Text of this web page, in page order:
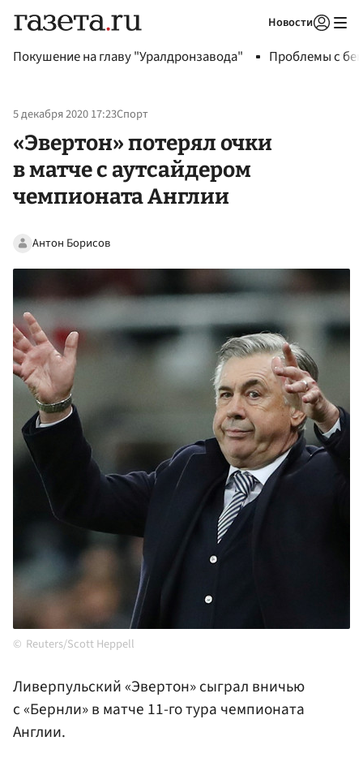
Новости
Покушение на главу "Уралдронзавода" Проблемы с
5 декабря 2020 17:23Спорт
«Эвертон» потерял очки
в матче с аутсайдером
чемпионата Англии
Антон Борисов
Reuters/Scott Heppell
Ливерпульский «Эвертон» сыграл вничью
с «Бернли» в матче 11-го тура чемпионата
Англии.